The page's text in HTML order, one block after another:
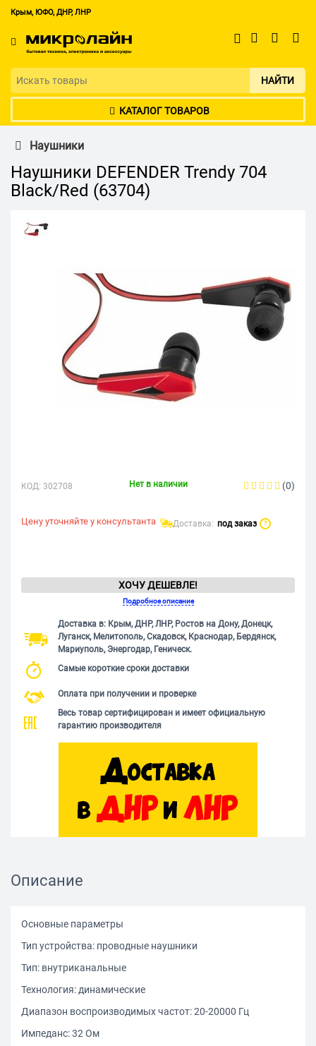
Крым, ЮФО, ДНР, ЛНР
НАЙТИ
КАТАЛОГ ТОВАРОВ
Наушники
Наушники DEFENDER Trendy 704
Black/Red (63704)
КОД: 302708 Нет в наличии (0)
Цену уточняйте у консультанта Доставка: под заказ ?
ХОЧУ ДЕШЕВЛЕ!
Подробное описание
Доставка в: Крым, ДНР, ЛНР, Ростов на Дону, Донецк,
Луганск, Мелитополь, Скадовск, Краснодар, Бердянск,
Мариуполь, Энергодар, Геническ.
Самые короткие сроки доставки
Оплата при получении и проверке
Весь товар сертифицирован и имеет официальную
гарантию производителя
Описание
Основные параметры
Тип устройства: проводные наушники
Тип: внутриканальные
Технология: динамические
Диапазон воспроизводимых частот: 20-20000 Гц
Импеданс: 32 Ом